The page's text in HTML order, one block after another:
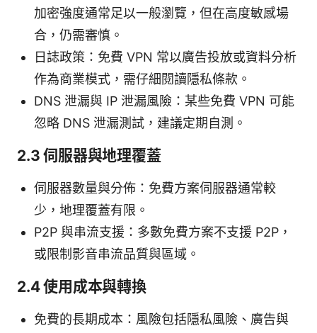
加密強度通常足以一般瀏覽，但在高度敏感場
合，仍需審慎。
日誌政策：免費 VPN 常以廣告投放或資料分析
作為商業模式，需仔細閱讀隱私條款。
DNS 泄漏與 IP 泄漏風險：某些免費 VPN 可能
忽略 DNS 泄漏測試，建議定期自測。
2.3 伺服器與地理覆蓋
伺服器數量與分佈：免費方案伺服器通常較
少，地理覆蓋有限。
P2P 與串流支援：多數免費方案不支援 P2P，
或限制影音串流品質與區域。
2.4 使用成本與轉換
免費的長期成本：風險包括隱私風險、廣告與